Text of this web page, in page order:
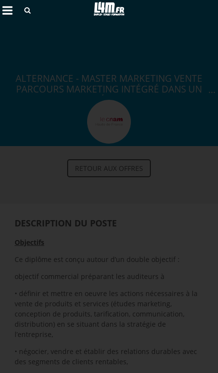
Annuler
RETOUR AUX OFFRES
ALTERNANCE - MASTER MARKETING VENTE
PARCOURS MARKETING INTÉGRÉ DANS UN
MONDE DIGITALISÉ EN ALTERNANCE H/F
DESCRIPTION DU POSTE
Objectifs
Ce diplôme est conçu autour d’un double objectif :
objectif commercial préparant les auditeurs à
• définir et mettre en oeuvre les actions nécessaires à la
vente de produits et services (études marketing,
conception de produits, tarification, communication,
distribution) en se situant dans la stratégie de
l’entreprise,
• négocier, vendre et établir des relations durables avec
des segments de clients rentables,